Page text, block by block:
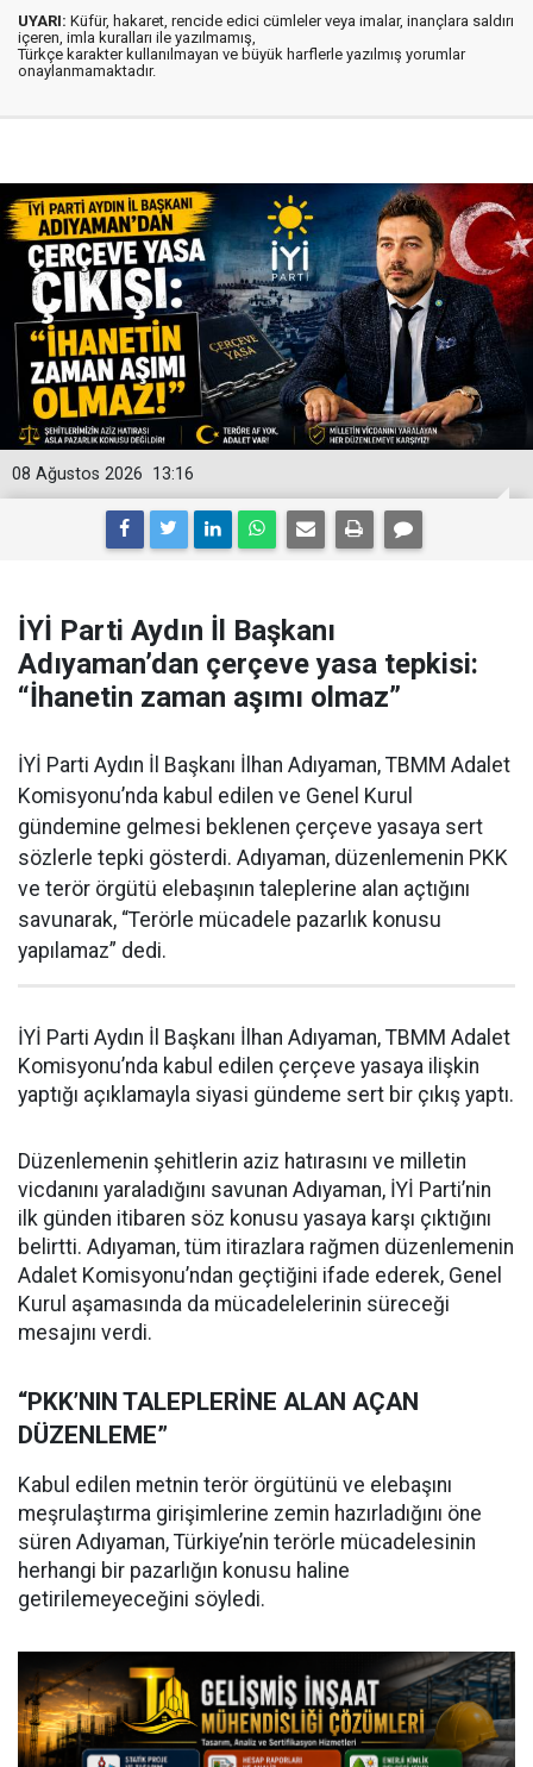
UYARI: Küfür, hakaret, rencide edici cümleler veya imalar, inançlara saldırı
içeren, imla kuralları ile yazılmamış,
Türkçe karakter kullanılmayan ve büyük harflerle yazılmış yorumlar
onaylanmamaktadır.
13:16
08 Ağustos 2026
İYİ Parti Aydın İl Başkanı
Adıyaman’dan çerçeve yasa tepkisi:
“İhanetin zaman aşımı olmaz”
İYİ Parti Aydın İl Başkanı İlhan Adıyaman, TBMM Adalet
Komisyonu’nda kabul edilen ve Genel Kurul
gündemine gelmesi beklenen çerçeve yasaya sert
sözlerle tepki gösterdi. Adıyaman, düzenlemenin PKK
ve terör örgütü elebaşının taleplerine alan açtığını
savunarak, “Terörle mücadele pazarlık konusu
yapılamaz” dedi.
İYİ Parti Aydın İl Başkanı İlhan Adıyaman, TBMM Adalet
Komisyonu’nda kabul edilen çerçeve yasaya ilişkin
yaptığı açıklamayla siyasi gündeme sert bir çıkış yaptı.
Düzenlemenin şehitlerin aziz hatırasını ve milletin
vicdanını yaraladığını savunan Adıyaman, İYİ Parti’nin
ilk günden itibaren söz konusu yasaya karşı çıktığını
belirtti. Adıyaman, tüm itirazlara rağmen düzenlemenin
Adalet Komisyonu’ndan geçtiğini ifade ederek, Genel
Kurul aşamasında da mücadelelerinin süreceği
mesajını verdi.
“PKK’NIN TALEPLERİNE ALAN AÇAN
DÜZENLEME”
Kabul edilen metnin terör örgütünü ve elebaşını
meşrulaştırma girişimlerine zemin hazırladığını öne
süren Adıyaman, Türkiye’nin terörle mücadelesinin
herhangi bir pazarlığın konusu haline
getirilemeyeceğini söyledi.